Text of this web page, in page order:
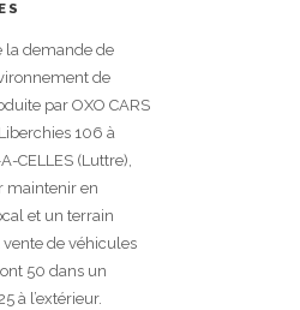
la demande de
de
par OXO CARS
106 à
CELLES (Luttre),
maintenir en
et un terrain
vente de véhicules
50 dans un
à l’extérieur.